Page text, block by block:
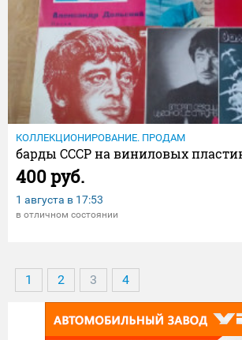
КОЛЛЕКЦИОНИРОВАНИЕ. ПРОДАМ
барды СССР на виниловых
400 руб.
1 августа в 17:53
в отличном состоянии
1 2 3 4